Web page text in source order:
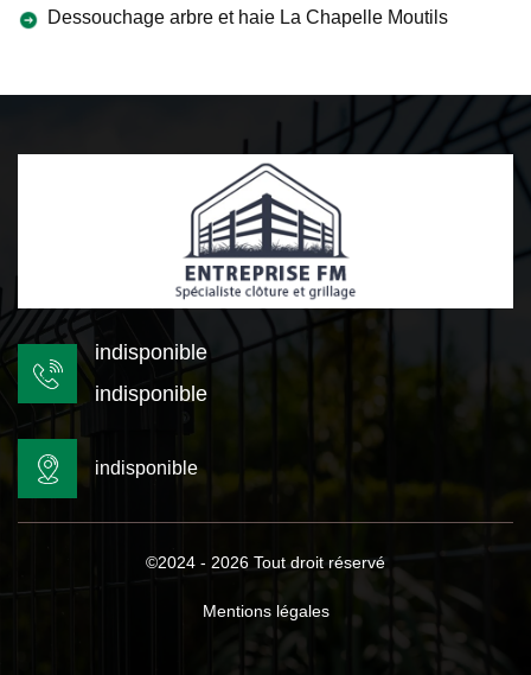
Dessouchage arbre et haie La Chapelle Moutils
indisponible
indisponible
indisponible
©2024 - 2026 Tout droit réservé
Mentions légales